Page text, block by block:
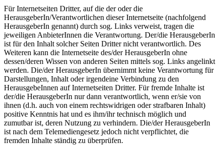
Für Internetseiten Dritter, auf die der oder die
HerausgeberIn/Verantwortlichen dieser Internetseite (nachfolgend
HerausgeberIn genannt) durch sog. Links verweist, tragen die
jeweiligen AnbieterInnen die Verantwortung. Der/die HerausgeberIn
ist für den Inhalt solcher Seiten Dritter nicht verantwortlich. Des
Weiteren kann die Internetseite des/der HerausgeberIn ohne
dessen/deren Wissen von anderen Seiten mittels sog. Links angelinkt
werden. Die/der HerausgeberIn übernimmt keine Verantwortung für
Darstellungen, Inhalt oder irgendeine Verbindung zu den
HerausgebeInnen auf Internetseiten Dritter. Für fremde Inhalte ist
der/die HerausgeberIn nur dann verantwortlich, wenn er/sie von
ihnen (d.h. auch von einem rechtswidrigen oder strafbaren Inhalt)
positive Kenntnis hat und es ihm/ihr technisch möglich und
zumutbar ist, deren Nutzung zu verhindern. Die/der HerausgeberIn
ist nach dem Telemediengesetz jedoch nicht verpflichtet, die
fremden Inhalte ständig zu überprüfen.